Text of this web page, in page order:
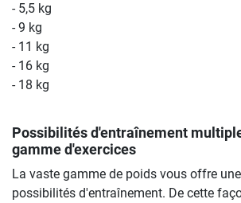
- 5,5 kg
- 9 kg
- 11 kg
- 16 kg
- 18 kg
Possibilités d'entraînement
gamme d'exercices
La vaste gamme de poids vous offre
possibilités d'entraînement. De cette